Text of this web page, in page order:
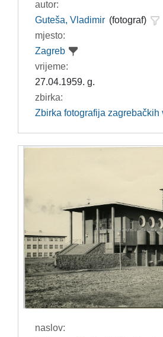
autor:
Guteša, Vladimir (fotograf)
mjesto:
Zagreb
vrijeme:
27.04.1959. g.
zbirka:
Zbirka fotografija zagrebačkih
naslov: